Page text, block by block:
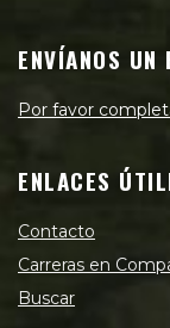
ENVÍANOS UN
Por favor
ENLACES
Contacto
Carreras en
Buscar